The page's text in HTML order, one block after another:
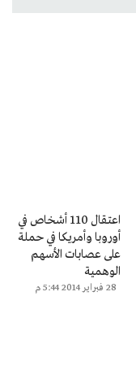
اعتقال 110 أشخاص في
أوروبا وأمريكا في حملة
على عصابات الأسهم
الوهمية
28 فبراير 2014 5:44 م